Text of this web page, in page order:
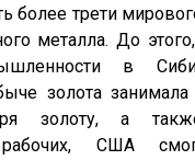
более трети
металла. До
в
золота
золоту, а
рабочих, США